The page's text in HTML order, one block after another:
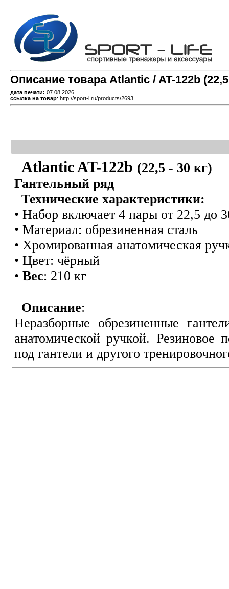
Описание товара Atlantic / AT-122b (22,5
дата печати: 07.08.2026
ссылка на товар: http://sport-l.ru/products/2693
Atlantic AT-122b (22,5 - 30 кг)
Гантельный ряд
Технические характеристики:
• Набор включает 4 пары от 22,5 до
• Материал: обрезиненная сталь
• Хромированная анатомическая
• Цвет: чёрный
• Вес: 210 кг
Описание:
Неразборные обрезиненные
анатомической ручкой. Резиновое
под гантели и другого